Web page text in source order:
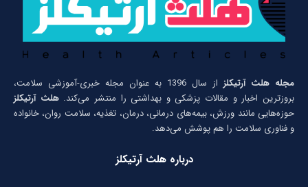
مجله هلث آرتیکلز
از سال 1396 به عنوان مجله خبری-آموزشی سلامت،
بروزترین اخبار و مقالات پزشکی و بهداشتی را منتشر می‌کند.هلث آرتیکلز
حوزه‌هایی مانند ورزش، بیمه‌های درمانی، درمان، تغذیه، سلامت روان، خانواده
و فناوری سلامت را هم پوشش می‌دهد.
درباره هلث آرتیکلز